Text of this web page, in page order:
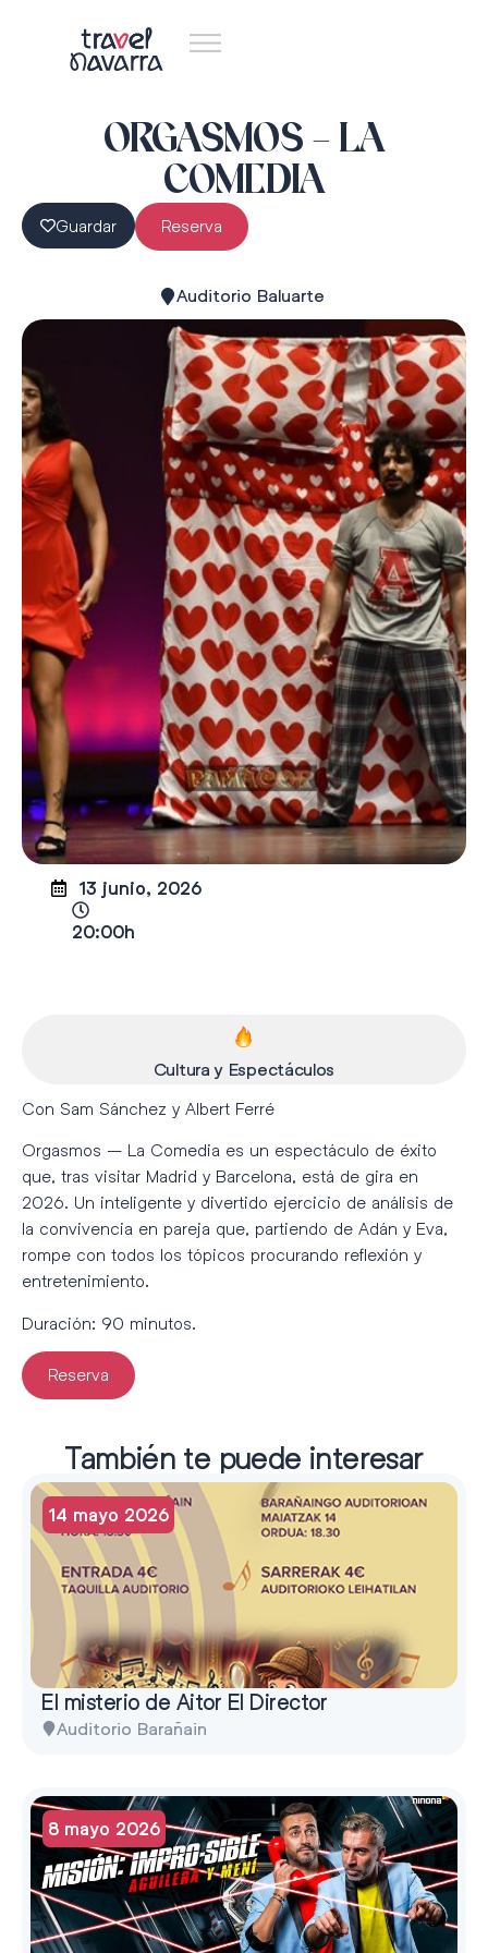
ORGASMOS – LA
COMEDIA
Guardar Reserva
Auditorio Baluarte
13 junio, 2026
20:00h
Cultura y Espectáculos
Con Sam Sánchez y Albert Ferré
Orgasmos – La Comedia es un espectáculo de éxito
que, tras visitar Madrid y Barcelona, está de gira en
2026. Un inteligente y divertido ejercicio de análisis de
la convivencia en pareja que, partiendo de Adán y Eva,
rompe con todos los tópicos procurando reflexión y
entretenimiento.
Duración: 90 minutos.
Reserva
También te puede interesar
14 mayo 2026
El misterio de Aitor El Director
Auditorio Barañain
8 mayo 2026